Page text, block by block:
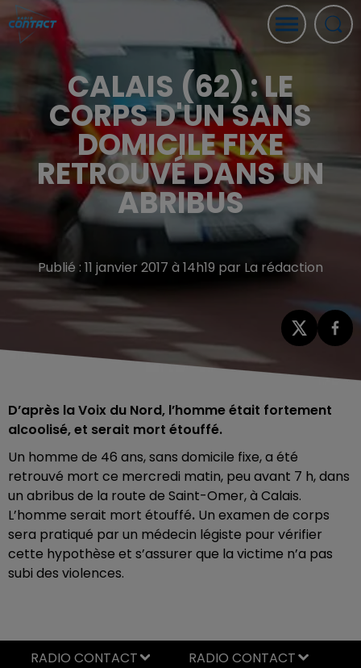
CALAIS (62) : LE
CORPS D'UN SANS
DOMICILE FIXE
RETROUVÉ DANS UN
ABRIBUS
Publié : 11 janvier 2017 à 14h19 par La rédaction
D’après la Voix du Nord, l’homme était fortement
alcoolisé, et serait mort étouffé.
Un homme de 46 ans, sans domicile fixe, a été
retrouvé mort ce mercredi matin, peu avant 7 h, dans
un abribus de la route de Saint-Omer, à Calais.
L’homme serait mort étouffé. Un examen de corps
sera pratiqué par un médecin légiste pour vérifier
cette hypothèse et s’assurer que la victime n’a pas
subi des violences.
RADIO CONTACT